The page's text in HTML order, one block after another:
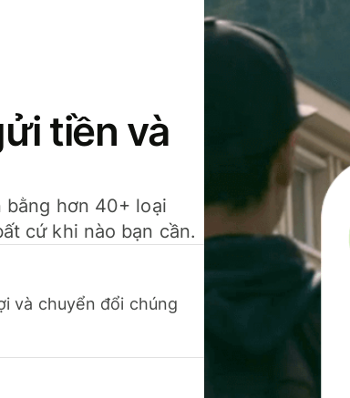
tiền và
hơn 40+ loại
cứ khi nào bạn cần.
và chuyển đổi chúng